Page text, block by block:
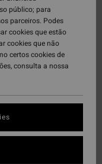
público; para
parceiros. Podes
cookies que estão
cookies que não
certos cookies de
consulta a nossa